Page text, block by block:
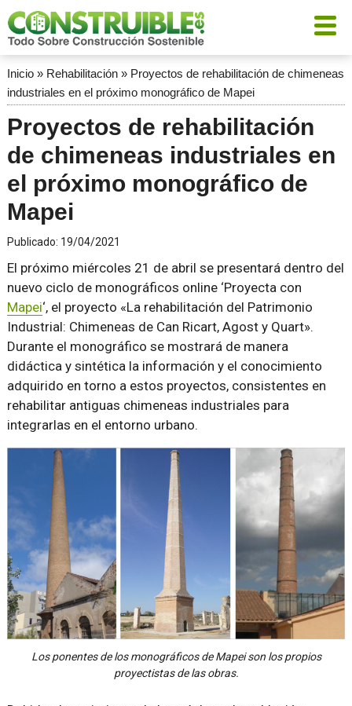
Inicio» Rehabilitación» Proyectos de rehabilitación de chimeneas
industriales en el próximo monográfico de Mapei
Proyectos de rehabilitación
de chimeneas industriales en
el próximo monográfico de
Mapei
Publicado: 19/04/2021
El próximo miércoles 21 de abril se presentará dentro del
nuevo ciclo de monográficos online ‘Proyecta con
Mapei‘, el proyecto «La rehabilitación del Patrimonio
Industrial: Chimeneas de Can Ricart, Agost y Quart».
Durante el monográfico se mostrará de manera
didáctica y sintética la información y el conocimiento
adquirido en torno a estos proyectos, consistentes en
rehabilitar antiguas chimeneas industriales para
integrarlas en el entorno urbano.
Los ponentes de los monográficos de Mapei son los propios
proyectistas de las obras.